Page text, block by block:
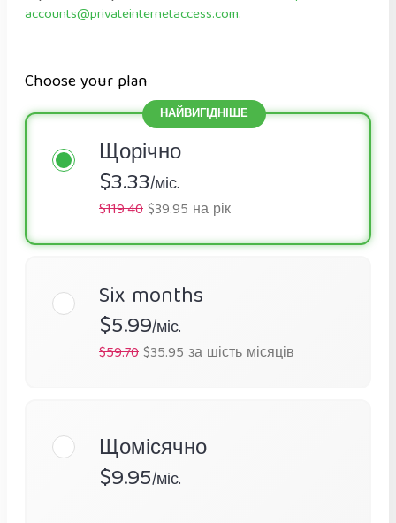
accounts@privateinternetaccess.com.
Choose your plan
Щорічно
$3.33/міс.
$119.40$39.95 на рік
Six months
$5.99/міс.
$59.70$35.95 за шість місяців
Щомісячно
$9.95/міс.